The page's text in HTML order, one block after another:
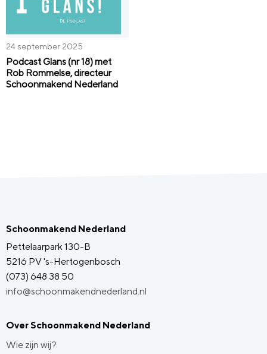
24 september 2025
Podcast Glans (nr 18) met
Rob Rommelse, directeur
Schoonmakend Nederland
Schoonmakend Nederland
Pettelaarpark 130-B
5216 PV 's-Hertogenbosch
(073) 648 38 50
info@schoonmakendnederland.nl
Over Schoonmakend Nederland
Wie zijn wij?